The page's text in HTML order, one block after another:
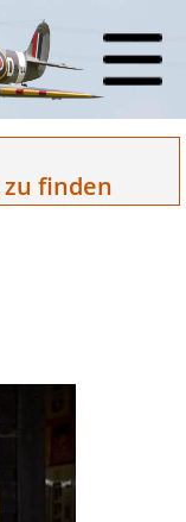
zu finden